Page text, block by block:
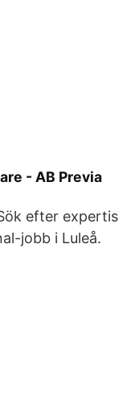
- AB Previa
efter expertis
jobb i Luleå.